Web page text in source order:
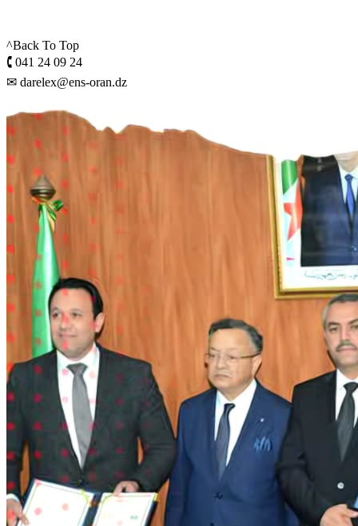
^Back To Top
🕻 041 24 09 24
✉ darelex@ens-oran.dz